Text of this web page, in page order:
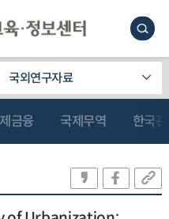
국외연구자료
금융 국제무역 한국